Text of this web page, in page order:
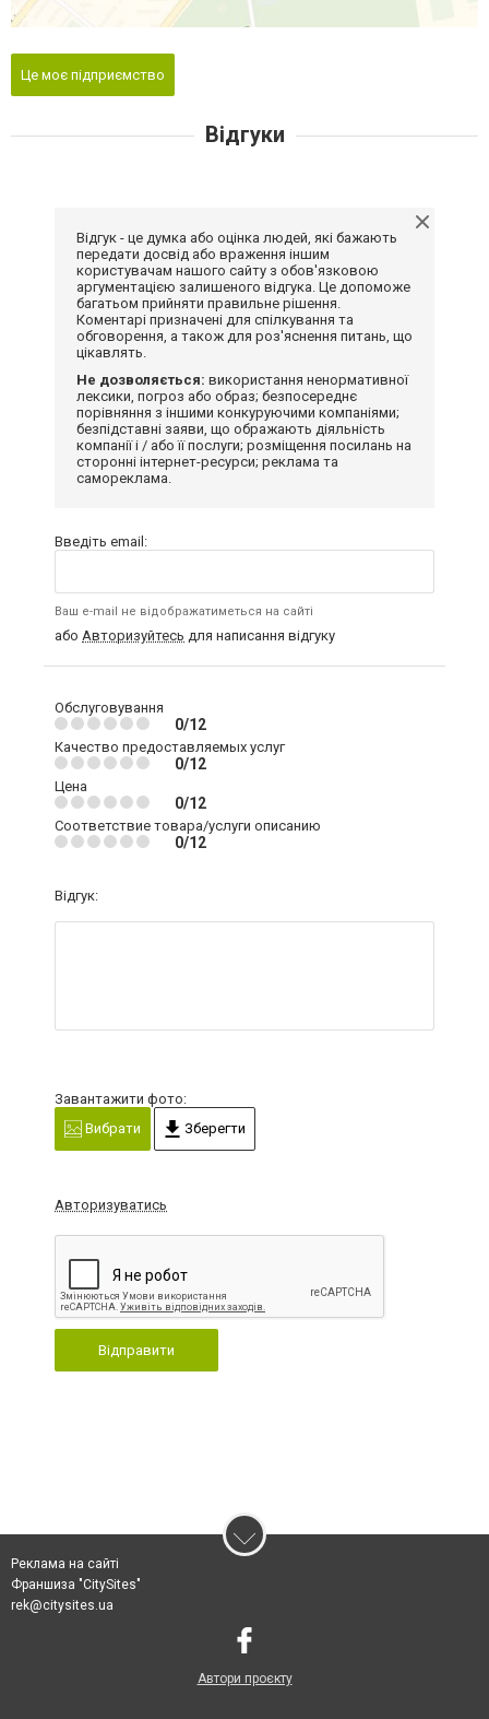
Це моє підприємство
Відгуки
Відгук - це думка або оцінка людей, які бажають
передати досвід або враження іншим
користувачам нашого сайту з обов'язковою
аргументацією залишеного відгука. Це допоможе
багатьом прийняти правильне рішення.
Коментарі призначені для спілкування та
обговорення, а також для роз'яснення питань, що
цікавлять.
Не дозволяється: використання ненормативної
лексики, погроз або образ; безпосереднє
порівняння з іншими конкуруючими компаніями;
безпідставні заяви, що ображають діяльність
компанії і / або її послуги; розміщення посилань на
сторонні інтернет-ресурси; реклама та
самореклама.
Введіть email:
Ваш e-mail не відображатиметься на сайті
або Авторизуйтесь для написання відгуку
Обслуговування
0/12
Качество предоставляемых услуг
0/12
Цена
0/12
Соответствие товара/услуги описанию
0/12
Відгук:
Завантажити фото:
Вибрати
Зберегти
Авторизуватись
Відправити
Реклама на сайті
Франшиза "CitySites"
rek@citysites.ua
Автори проєкту